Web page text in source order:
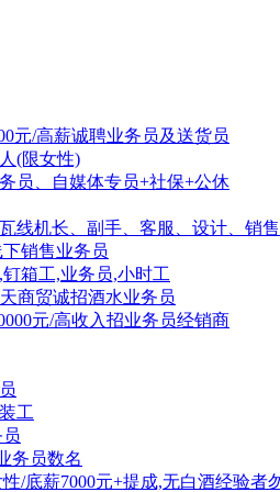
元/高薪诚聘业务员及送货员
(限女性)
员、自媒体专员+社保+公休
线机长、副手、客服、设计、销售
销售业务员
箱工,业务员,小时工
商贸诚招酒水业务员
元/高收入招业务员经销商
工
务员数名
/底薪7000元+提成,无白酒经验者